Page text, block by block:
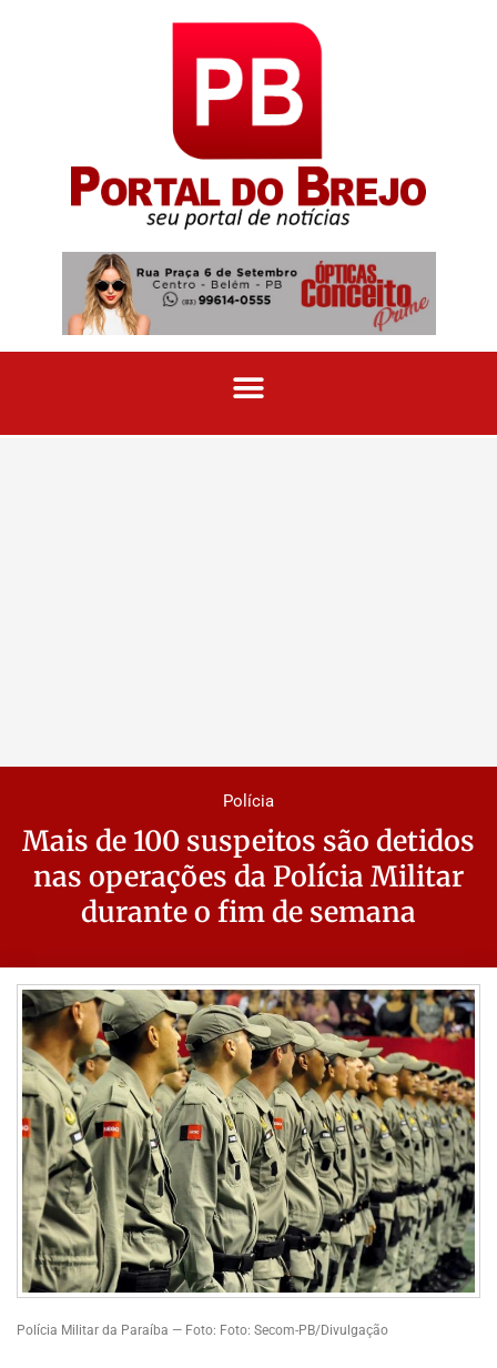
Polícia
Mais de 100 suspeitos são detidos
nas operações da Polícia Militar
durante o fim de semana
Polícia Militar da Paraíba — Foto: Foto: Secom-PB/Divulgação